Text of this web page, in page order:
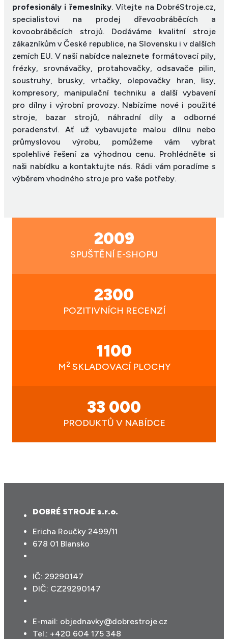
profesionály i řemeslníky. Vítejte na DobréStroje.cz,
specialistovi na prodej dřevoobráběcích a
kovoobráběcích strojů. Dodáváme kvalitní stroje
zákazníkům v České republice, na Slovensku i v dalších
zemích EU. V naší nabídce naleznete formátovací pily,
frézky, srovnávačky, protahovačky, odsavače pilin,
soustruhy, brusky, vrtačky, olepovačky hran, lisy,
kompresory, manipulační techniku a další vybavení
pro dílny i výrobní provozy. Nabízíme nové i použité
stroje, bazar strojů, náhradní díly a odborné
poradenství. Ať už vybavujete malou dílnu nebo
průmyslovou výrobu, pomůžeme vám vybrat
spolehlivé řešení za výhodnou cenu. Prohlédněte si
naši nabídku a kontaktujte nás. Rádi vám poradíme s
výběrem vhodného stroje pro vaše potřeby.
2009
SPUŠTĚNÍ E-SHOPU
2300
POZITIVNÍCH RECENZÍ
1100
M2 SKLADOVACÍ PLOCHY
33 000
PRODUKTŮ V NABÍDCE
DOBRÉ STROJE s.r.o.
Ericha Roučky 2499/11
678 01 Blansko
IČ: 29290147
DIČ: CZ29290147
E-mail: objednavky@dobrestroje.cz
Tel.: +420 604 175 348